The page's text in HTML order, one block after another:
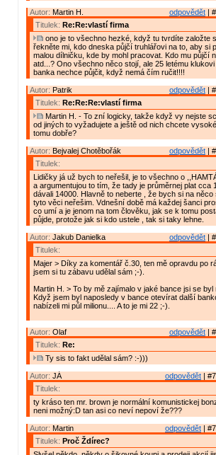
odpovědět |
Autor: Martin H.
Titulek: Re:Re:vlastí firma
ono je to všechno hezké, když tu tvrdíte založte
řekněte mi, kdo dneska půjčí truhlářovi na to, aby si
malou dílničku, kde by mohl pracovat. Kdo mu půjčí
atd...? Ono všechno něco stojí, ale 25 letému
banka nechce půjčit, když nemá čím ručit!!!!
odpovědět |
Autor: Patrik
Titulek: Re:Re:Re:vlastí firma
Martin H. - To zní logicky, takže když vy nejste
od jiných to vyžadujete a ještě od nich chcete
tomu dobře?
odpovědět |
Autor: Bejvalej Chotěbořák
Titulek:
Lidičky já už bych to neřešil, je to všechno o
a argumentujou to tím, že tady je průměrnej plat cca
dávali 14000. Hlavně to neberte , že bych si na něco
tyto věci neřešim. Vdnešní době má každej šanci
co umí a je jenom na tom člověku, jak se k tomu
půjde, protože jak si kdo ustele , tak si taky lehne.
odpovědět |
Autor: Jakub Danielka
Titulek:
Majer > Díky za komentář č.30, ten mě opravdu po
jsem si tu zábavu udělal sám ;-).
Martin H. > To by mě zajímalo v jaké bance jsi se byl
Když jsem byl naposledy v bance otevírat další
nabízeli mi půl milionu.... A to je mi 22 ;-).
odpovědět |
Autor: Olaf
Titulek: Re:
Ty sis to fakt udělal sám? :-)))
odpovědět |
Autor: JÁ
Titulek:
ty kráso ten mr. brown je normální komunistickej
neni možný:D tan asi co neví nepoví že???
odpovědět |
Autor: Martin
Titulek: Proč Ždírec?